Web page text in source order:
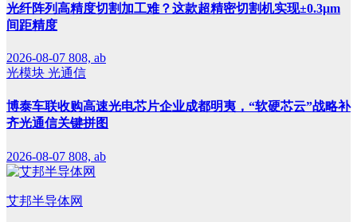
光纤阵列高精度切割加工难？这款超精密切割机实现±0.3μm
间距精度
2026-08-07 808, ab
光模块 光通信
博泰车联收购高速光电芯片企业成都明夷，“软硬芯云”战略补
齐光通信关键拼图
2026-08-07 808, ab
艾邦半导体网